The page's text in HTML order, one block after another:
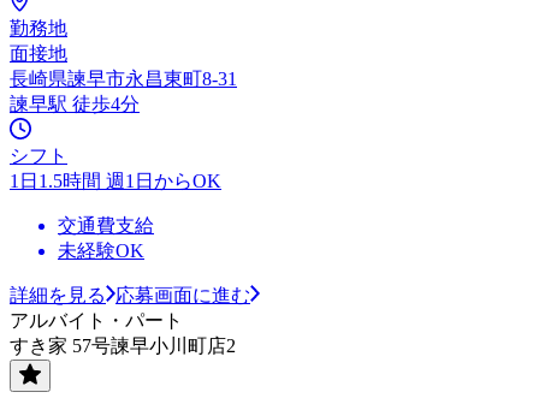
勤務地
面接地
長崎県諫早市永昌東町8-31
諫早駅 徒歩4分
シフト
1日1.5時間 週1日からOK
交通費支給
未経験OK
詳細を見る
応募画面に進む
アルバイト・パート
すき家 57号諫早小川町店2